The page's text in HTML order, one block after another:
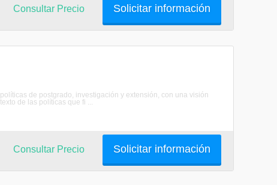
Solicitar información
Consultar Precio
de postgrado, investigación y extensión, con una visión
de las políticas que fi ...
Solicitar información
Consultar Precio